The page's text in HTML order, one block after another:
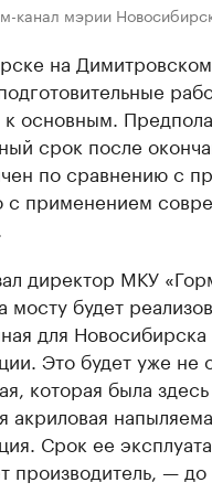
канал мэрии
на
основным.
срок после
по сравнению с
с применением
директор МКУ
мосту будет
для
Это будет уже не
которая была
акриловая
Срок ее
производитель, — до